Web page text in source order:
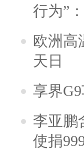
行为”
欧洲高
天日
享界
李亚鹏
使捐